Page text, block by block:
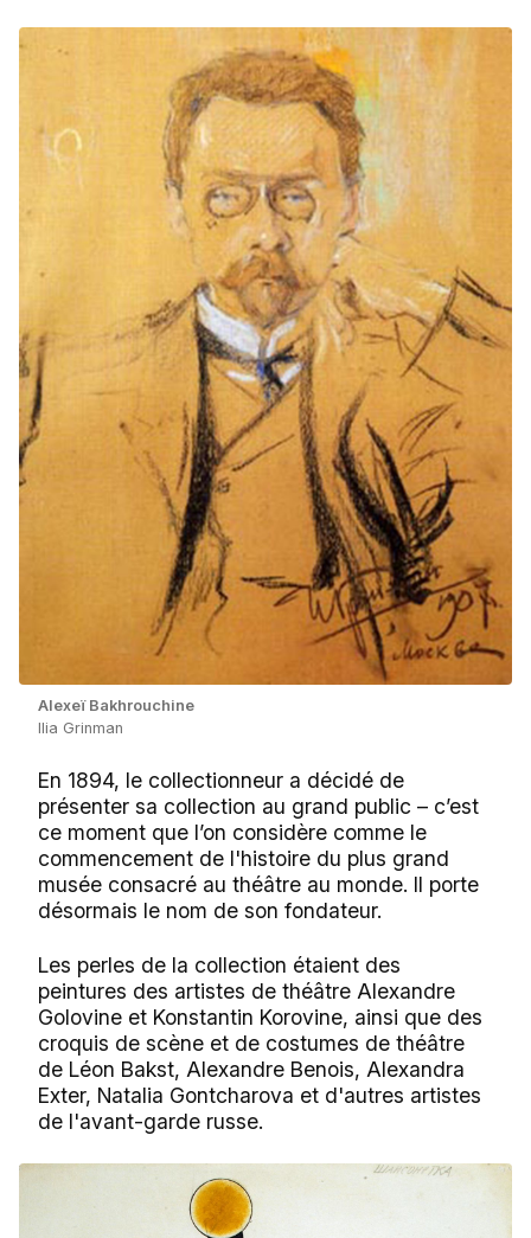
Alexeï Bakhrouchine
Ilia Grinman
En 1894, le collectionneur a décidé de
présenter sa collection au grand public – c’est
ce moment que l’on considère comme le
commencement de l'histoire du plus grand
musée consacré au théâtre au monde. Il porte
désormais le nom de son fondateur.
Les perles de la collection étaient des
peintures des artistes de théâtre Alexandre
Golovine et Konstantin Korovine, ainsi que des
croquis de scène et de costumes de théâtre
de Léon Bakst, Alexandre Benois, Alexandra
Exter, Natalia Gontcharova et d'autres artistes
de l'avant-garde russe.